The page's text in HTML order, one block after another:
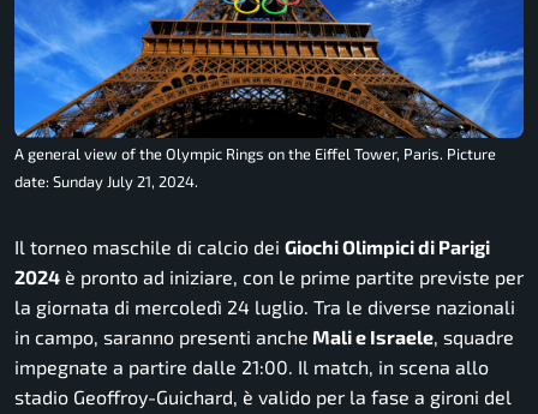
A general view of the Olympic Rings on the Eiffel Tower, Paris. Picture
date: Sunday July 21, 2024.
Il torneo maschile di calcio dei Giochi Olimpici di Parigi
2024 è pronto ad iniziare, con le prime partite previste per
la giornata di mercoledì 24 luglio. Tra le diverse nazionali
in campo, saranno presenti anche Mali e Israele, squadre
impegnate a partire dalle 21:00. Il match, in scena allo
stadio Geoffroy-Guichard, è valido per la fase a gironi del